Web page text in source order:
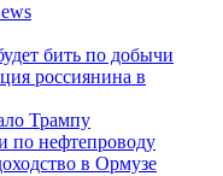
бить по добычи
россиянина в
Трампу
по нефтепроводу
в Ормузе